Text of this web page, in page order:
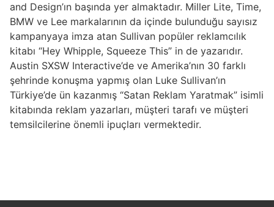
and Design’ın başında yer almaktadır. Miller Lite, Time,
BMW ve Lee markalarının da içinde bulunduğu sayısız
kampanyaya imza atan Sullivan popüler reklamcılık
kitabı “Hey Whipple, Squeeze This” in de yazarıdır.
Austin SXSW Interactive’de ve Amerika’nın 30 farklı
şehrinde konuşma yapmış olan Luke Sullivan’ın
Türkiye’de ün kazanmış “Satan Reklam Yaratmak” isimli
kitabında reklam yazarları, müşteri tarafı ve müşteri
temsilcilerine önemli ipuçları vermektedir.